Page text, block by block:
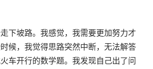
下坡路。我感觉，我需要更加努力才
候，我觉得思路突然中断，无法解答
车开行的数学题。我发现自己出了问